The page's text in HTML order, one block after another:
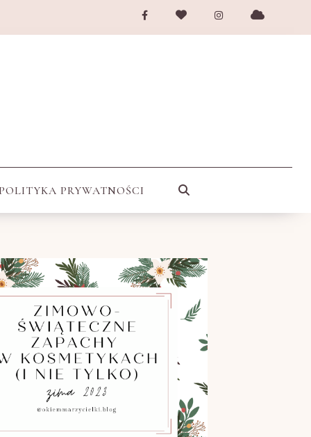
PRYWATNOŚCI